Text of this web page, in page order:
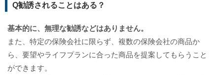
Q勧誘されることはある？
基本的に、無理な勧誘などはありません。
また、特定の保険会社に限らず、複数の保険会社の商品か
ら、要望やライフプランに合った商品を提案してもらうこと
ができます。